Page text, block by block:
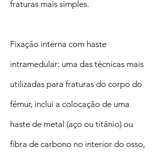
fraturas mais simples.
Fixação interna com haste
intramedular: uma das técnicas mais
utilizadas para fraturas do corpo do
fêmur, inclui a colocação de uma
haste de metal (aço ou titânio) ou
fibra de carbono no interior do osso,